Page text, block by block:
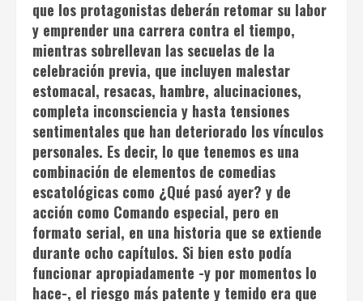
que los protagonistas deberán retomar su labor
y emprender una carrera contra el tiempo,
mientras sobrellevan las secuelas de la
celebración previa, que incluyen malestar
estomacal, resacas, hambre, alucinaciones,
completa inconsciencia y hasta tensiones
sentimentales que han deteriorado los vínculos
personales. Es decir, lo que tenemos es una
combinación de elementos de comedias
escatológicas como ¿Qué pasó ayer? y de
acción como Comando especial, pero en
formato serial, en una historia que se extiende
durante ocho capítulos. Si bien esto podía
funcionar apropiadamente -y por momentos lo
hace-, el riesgo más patente y temido era que